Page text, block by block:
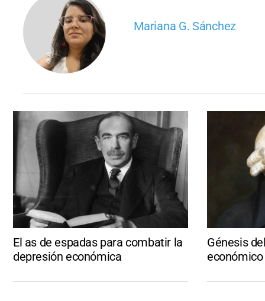
Mariana G. Sánchez
El as de espadas para combatir la
depresión económica
Génesis
económico